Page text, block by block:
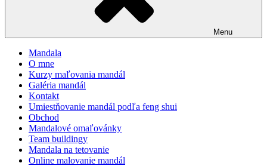
Menu
Mandala
O mne
Kurzy maľovania mandál
Galéria mandál
Kontakt
Umiestňovanie mandál podľa feng shui
Obchod
Mandalové omaľovánky
Team buildingy
Mandala na tetovanie
Online malovanie mandál